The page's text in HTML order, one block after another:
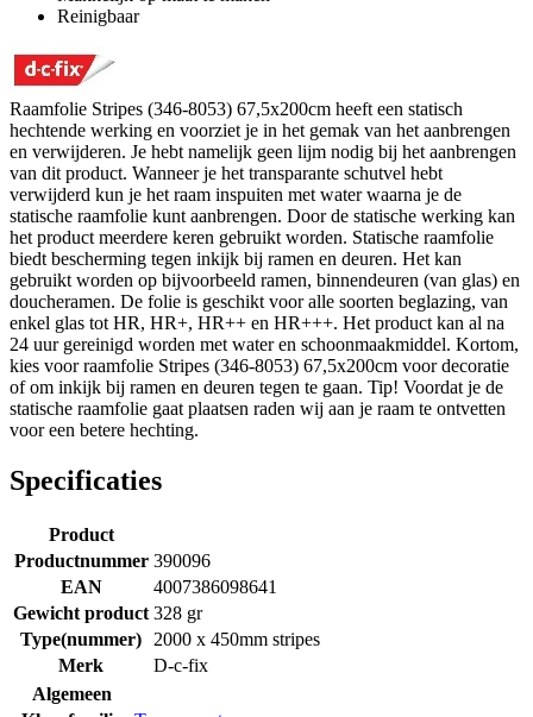
Reinigbaar
Raamfolie Stripes (346-8053) 67,5x200cm heeft een statisch
hechtende werking en voorziet je in het gemak van het aanbrengen
en verwijderen. Je hebt namelijk geen lijm nodig bij het aanbrengen
van dit product. Wanneer je het transparante schutvel hebt
verwijderd kun je het raam inspuiten met water waarna je de
statische raamfolie kunt aanbrengen. Door de statische werking kan
het product meerdere keren gebruikt worden. Statische raamfolie
biedt bescherming tegen inkijk bij ramen en deuren. Het kan
gebruikt worden op bijvoorbeeld ramen, binnendeuren (van glas) en
doucheramen. De folie is geschikt voor alle soorten beglazing, van
enkel glas tot HR, HR+, HR++ en HR+++. Het product kan al na
24 uur gereinigd worden met water en schoonmaakmiddel. Kortom,
kies voor raamfolie Stripes (346-8053) 67,5x200cm voor decoratie
of om inkijk bij ramen en deuren tegen te gaan. Tip! Voordat je de
statische raamfolie gaat plaatsen raden wij aan je raam te ontvetten
voor een betere hechting.
Specificaties
Product
Productnummer 390096
EAN
4007386098641
Gewicht product 328 gr
Type(nummer)
2000 x 450mm stripes
Merk
D-c-fix
Algemeen